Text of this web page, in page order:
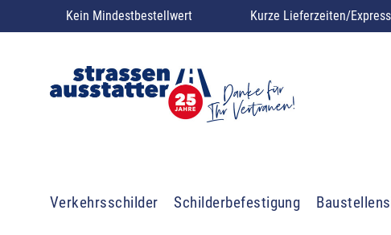
Kein Mindestbestellwert Kurze Lieferzeiten/
Verkehrsschilder Schilderbefestigung